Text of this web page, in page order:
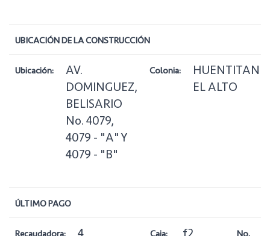
UBICACIÓN DE LA CONSTRUCCIÓN
Ubicación:
AV.
DOMINGUEZ,
BELISARIO
No. 4079,
4079 - "A" Y
4079 - "B"
Colonia:
HUENTITAN
EL ALTO
ÚLTIMO PAGO